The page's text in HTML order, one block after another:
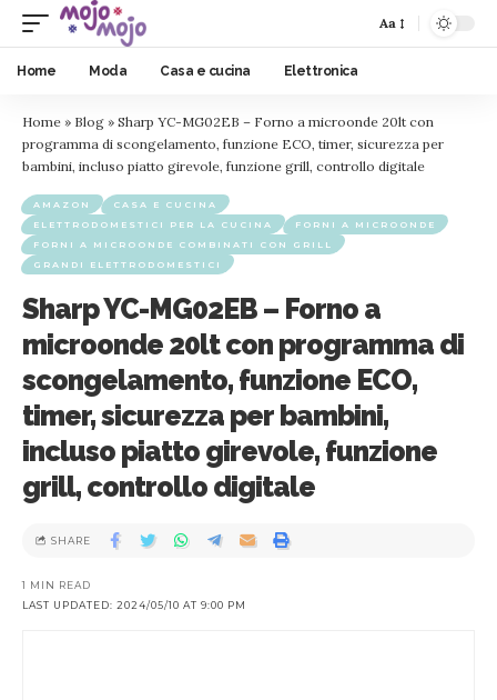
Aa
Home Moda Casa e cucina Elettronica
Home » Blog » Sharp YC-MG02EB – Forno a microonde 20lt con
programma di scongelamento, funzione ECO, timer, sicurezza per
bambini, incluso piatto girevole, funzione grill, controllo digitale
AMAZON
CASA E CUCINA
ELETTRODOMESTICI PER LA CUCINA
FORNI A MICROONDE
FORNI A MICROONDE COMBINATI CON GRILL
GRANDI ELETTRODOMESTICI
Sharp YC-MG02EB – Forno a
microonde 20lt con programma di
scongelamento, funzione ECO,
timer, sicurezza per bambini,
incluso piatto girevole, funzione
grill, controllo digitale
LAST UPDATED: 2024/05/10 AT 9:00 PM
1 MIN READ
SHARE